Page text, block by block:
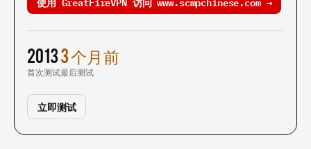
2013
首次测试
3 个月前
最后测试
立即测试